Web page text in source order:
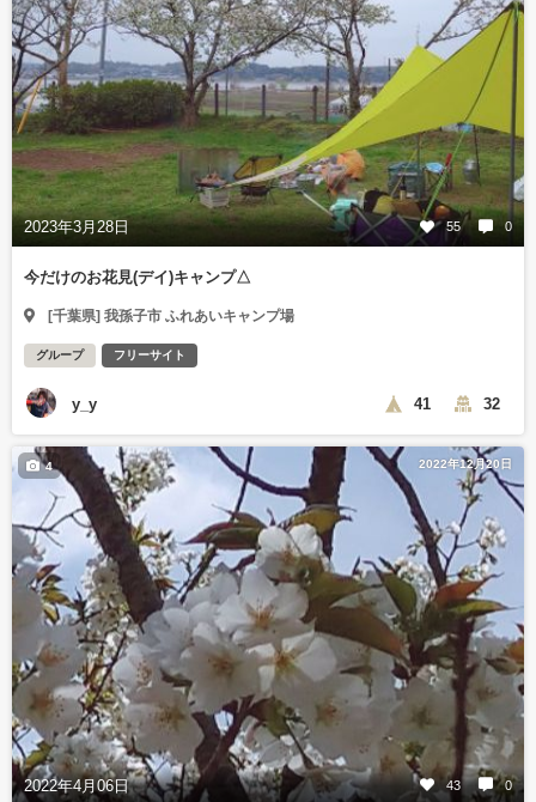
2023年3月28日 55 0
今だけのお花見(デイ)キャンプ△
[千葉県] 我孫子市 ふれあいキャンプ場
グループ フリーサイト
y_y 41 32
2022年12月20日
2022年4月06日 43 0
4